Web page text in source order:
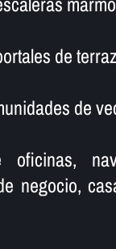
de
de
oficinas,
negocio,